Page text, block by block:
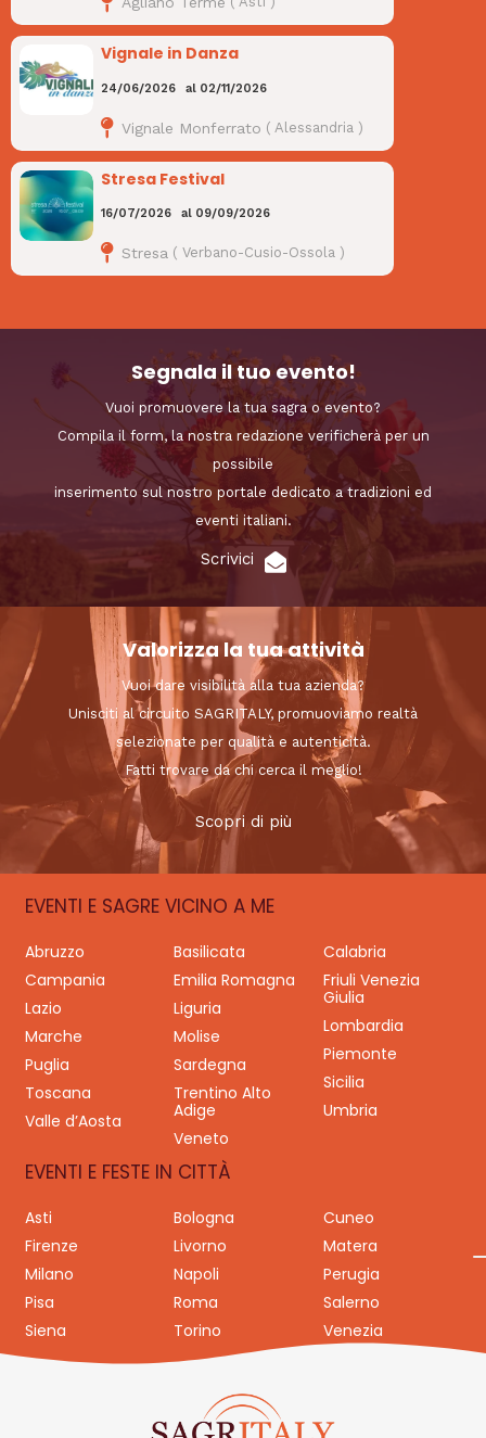
Vignale in Danza
24/06/2026 al 02/11/2026
Vignale Monferrato ( Alessandria )
Stresa Festival
16/07/2026 al 09/09/2026
Stresa ( Verbano-Cusio-Ossola)
Segnala il tuo evento!
Vuoi promuovere la tua sagra o evento?
Compila il form, la nostra redazione verificherà per un
possibile
inserimento sul nostro portale dedicato a tradizioni ed
eventi italiani.
Scrivici
Valorizza la tua attività
Vuoi dare visibilità alla tua azienda?
Unisciti al circuito SAGRITALY, promuoviamo realtà
selezionate per qualità e autenticità.
Fatti trovare da chi cerca il meglio!
Scopri di più
EVENTI E SAGRE VICINO A ME
Abruzzo Basilicata
Calabria
Campania
Emilia Romagna
Friuli Venezia
Giulia
Lazio
Liguria
Lombardia
Marche
Molise
Piemonte
Puglia
Sardegna
Sicilia
Toscana
Trentino Alto
Adige
Umbria
Valle d’Aosta
Veneto
EVENTI E FESTE IN CITTÀ
Asti Bologna
Cuneo
Firenze
Livorno
Matera
Milano
Napoli
Perugia
Pisa
Roma
Salerno
Siena
Torino Venezia